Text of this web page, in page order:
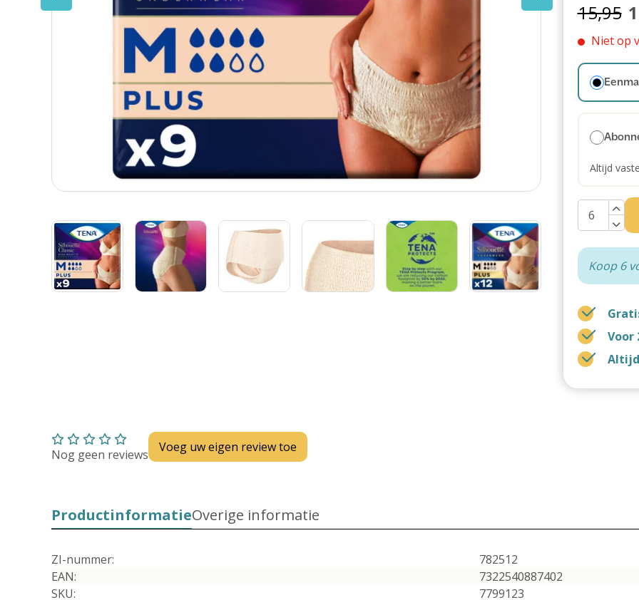
15,95
Niet op
Altijd
Koop 6
Voor
Nog geen reviews Voeg uw eigen review toe
ProductinformatieOverige informatie
ZI-nummer:
782512
EAN:
7322540887402
SKU:
7799123